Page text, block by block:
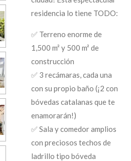
residencia lo tiene TODO:
✅ Terreno enorme de
1,500 m² y 500 m² de
construcción
✅ 3 recámaras, cada una
con su propio baño (¡2 con
bóvedas catalanas que te
enamorarán!)
✅ Sala y comedor amplios
con preciosos techos de
ladrillo tipo bóveda